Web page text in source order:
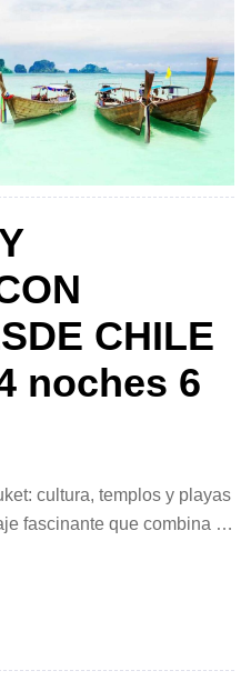
CHILE
noches 6
cultura, templos y playas
fascinante que combina la
exóticos de Tailandia
de 16 días y 14 noches
tropicales en […]